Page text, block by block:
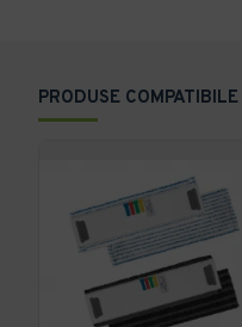
PRODUSE COMPATIBILE